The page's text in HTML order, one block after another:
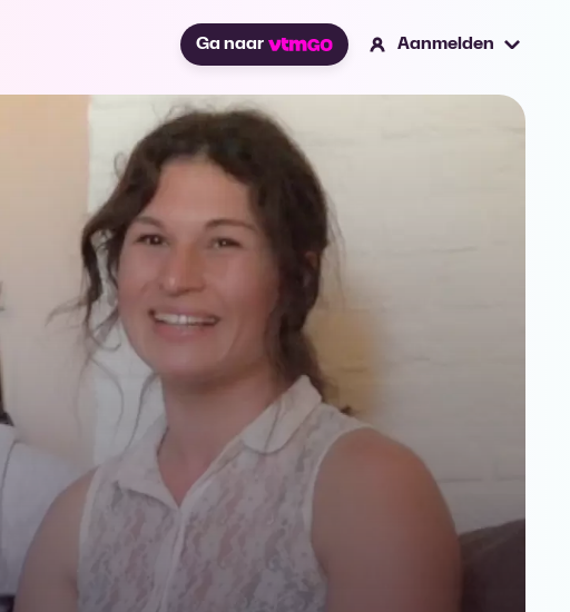
Ga naar Aanmelden